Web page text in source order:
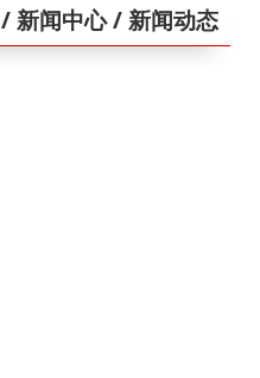
/ 新闻中心/ 新闻动态